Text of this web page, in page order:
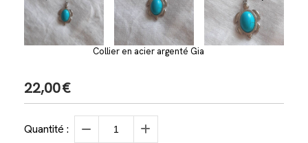
Collier en acier argenté Gia
22,00€
Quantité :